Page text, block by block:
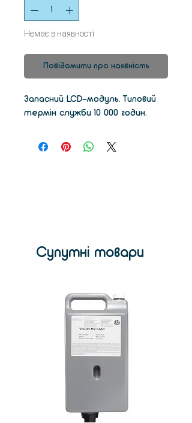
Немає в наявності
Повідомити про наявність
Запасний LCD-модуль. Типовий
термін служби 10 000 годин.
Супутні товари